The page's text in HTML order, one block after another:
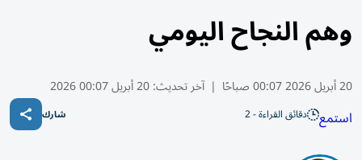
وهم النجاح اليومي
20 أبريل 2026 00:07 صباحًا | آخر تحديث:20 أبريل 00:07 2026
استمع دقائق القراءة - 2 شارك